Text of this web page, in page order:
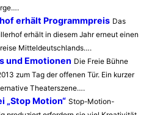
erhält Programmpreis Das
erhält in diesem Jahr erneut einen
Mitteldeutschlands….
und Emotionen Die Freie Bühne
zum Tag der offenen Tür. Ein kurzer
Theaterszene….
„Stop Motion“ Stop-Motion-